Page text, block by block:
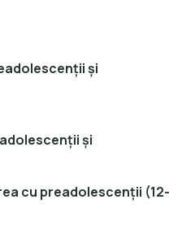
și
și
cu preadolescenții (12-